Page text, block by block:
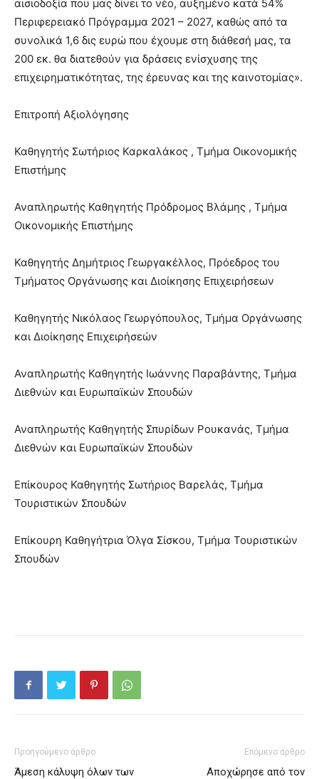
αισιοδοξία που μας δίνει το νέο, αυξημένο κατά 54%
Περιφερειακό Πρόγραμμα 2021 – 2027, καθώς από τα
συνολικά 1,6 δις ευρώ που έχουμε στη διάθεσή μας, τα
200 εκ. θα διατεθούν για δράσεις ενίσχυσης της
επιχειρηματικότητας, της έρευνας και της καινοτομίας».
Επιτροπή Αξιολόγησης
Καθηγητής Σωτήριος Καρκαλάκος , Τμήμα Οικονομικής
Επιστήμης
Αναπληρωτής Καθηγητής Πρόδρομος Βλάμης , Τμήμα
Οικονομικής Επιστήμης
Καθηγητής Δημήτριος Γεωργακέλλος, Πρόεδρος του
Τμήματος Οργάνωσης και Διοίκησης Επιχειρήσεων
Καθηγητής Νικόλαος Γεωργόπουλος, Τμήμα Οργάνωσης
και Διοίκησης Επιχειρήσεών
Αναπληρωτής Καθηγητής Ιωάννης Παραβάντης, Τμήμα
Διεθνών και Ευρωπαϊκών Σπουδών
Αναπληρωτής Καθηγητής Σπυρίδων Ρουκανάς, Τμήμα
Διεθνών και Ευρωπαϊκών Σπουδών
Επίκουρος Καθηγητής Σωτήριος Βαρελάς, Τμήμα
Τουριστικών Σπουδών
Επίκουρη Καθηγήτρια Όλγα Σίσκου, Τμήμα Τουριστικών
Σπουδών
Προηγούμενο άρθρο
Άμεση κάλυψη όλων των
Επόμενο άρθρο
Αποχώρησε από τον